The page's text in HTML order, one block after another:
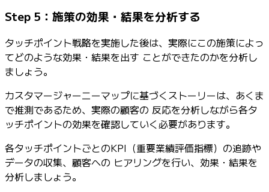
Step 5：施策の効果・結果を分析する
タッチポイント戦略を実施した後は、実際にこの施策によっ
てどのような効果・結果を出す ことができたのかを分析し
ましょう。
カスタマージャーニーマップに基づくストーリーは、あくま
で推測であるため、実際の顧客の 反応を分析しながら各タ
ッチポイントの効果を確認していく必要があります。
各タッチポイントごとのKPI（重要業績評価指標）の追跡や
データの収集、顧客への ヒアリングを行い、効果・結果を
分析しましょう。